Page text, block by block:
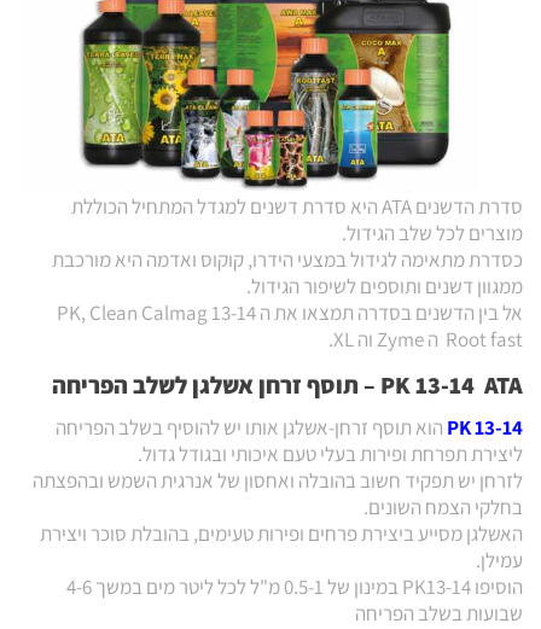
סדרת הדשנים ATA היא סדרת דשנים למגדל המתחיל הכוללת
מוצרים לכל שלב הגידול.
כסדרת מתאימה לגידול במצעי הידרו, קוקוס ואדמה היא מורכבת
ממגוון דשנים ותוספים לשיפור הגידול.
אל בין הדשנים בסדרה תמצאו את ה 13-14 PK, Clean Calmag
Root fast ה Zyme וה XL.
PK13-14 ATA – תוסף זרחן אשלגן לשלב הפריחה
13-14 PK
הוא תוסף זרחן-אשלגן אותו יש להוסיף בשלב הפריחה
ליצירת תפרחת ופירות בעלי טעם איכותי ובגודל גדול.
לזרחן יש תפקיד חשוב בהובלה ואחסון של אנרגית השמש ובהפצתה
בחלקי הצמח השונים.
האשלגן מסייע ביצירת פרחים ופירות טעימים, בהובלת סוכר ויצירת
עמילן.
הוסיפו PK13-14 במינון של 0.5-1 מ"ל לכל ליטר מים במשך 4-6
שבועות בשלב הפריחה